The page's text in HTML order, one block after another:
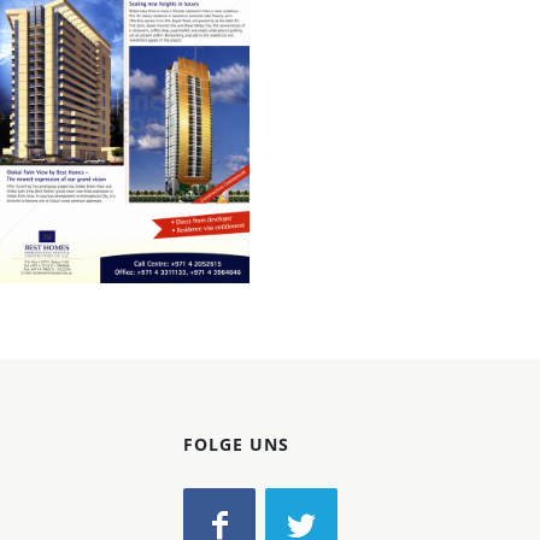
Konzerne
Epoche
BEST HOMES
BEST HOMES
EMIRATES REAL ESTATE
& CONSTRUCTION CO.
Bild-ID: 60260
FOLGE UNS